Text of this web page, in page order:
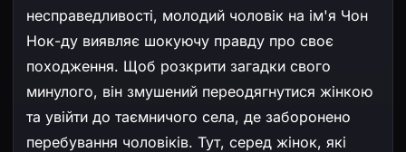
несправедливості, молодий чоловік на ім'я Чон
Нок-ду виявляє шокуючу правду про своє
походження. Щоб розкрити загадки свого
минулого, він змушений переодягнутися жінкою
та увійти до таємничого села, де заборонено
перебування чоловіків. Тут, серед жінок, які